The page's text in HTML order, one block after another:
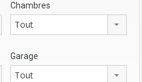
Chambres
Tout
Garage
Tout